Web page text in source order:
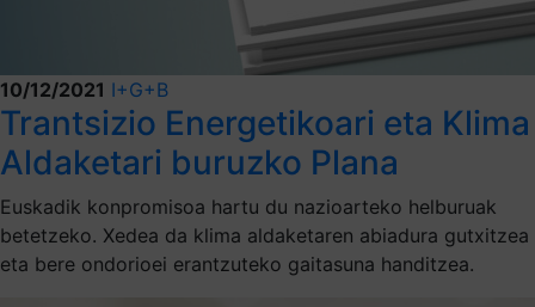
10/12/2021 I+G+B
Trantsizio Energetikoari eta Klima
Aldaketari buruzko Plana
Euskadik konpromisoa hartu du nazioarteko helburuak
betetzeko. Xedea da klima aldaketaren abiadura gutxitzea
eta bere ondorioei erantzuteko gaitasuna handitzea.